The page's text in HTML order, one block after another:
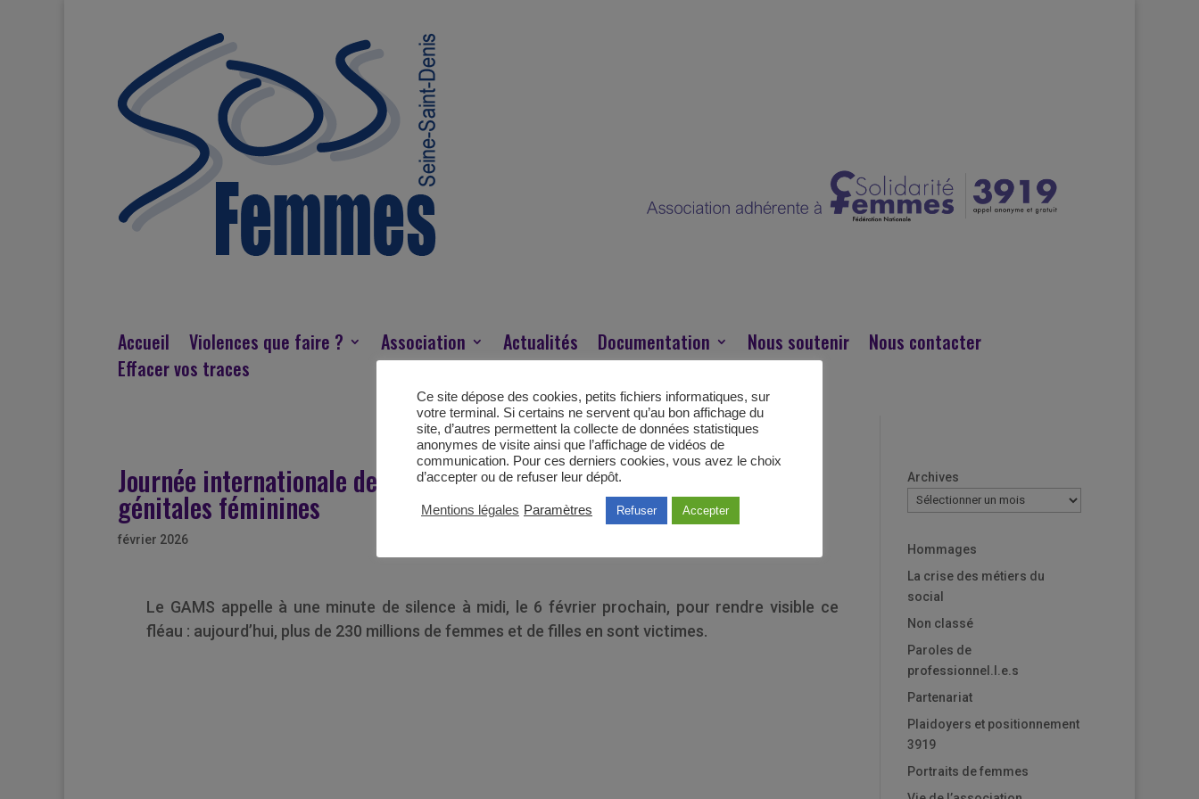
Accueil Violences que faire ? Association Actualités Documentation Nous soutenir
Nous contacter
Effacer vos traces
Journée internationale de tolérance zéro à l’égard des mutilations
génitales féminines
février 2026
Le GAMS appelle à une minute de silence à midi, le 6 février prochain, pour rendre visible ce
fléau : aujourd’hui, plus de 230 millions de femmes et de filles en sont victimes.
Archives
Hommages
La crise des métiers du
social
Non classé
Paroles de
professionnel.l.e.s
Partenariat
Plaidoyers et positionnement
3919
Portraits de femmes
Ce site dépose des cookies, petits fichiers informatiques, sur
votre terminal. Si certains ne servent qu’au bon affichage du
site, d’autres permettent la collecte de données statistiques
anonymes de visite ainsi que l’affichage de vidéos de
communication. Pour ces derniers cookies, vous avez le choix
d’accepter ou de refuser leur dépôt.
Mentions légales Paramètres Refuser Accepter